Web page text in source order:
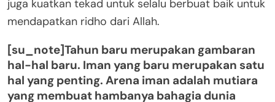
juga kuatkan tekad untuk selalu berbuat baik untuk
mendapatkan ridho dari Allah.
[su_note]Tahun baru merupakan gambaran
hal-hal baru. Iman yang baru merupakan satu
hal yang penting. Arena iman adalah mutiara
yang membuat hambanya bahagia dunia